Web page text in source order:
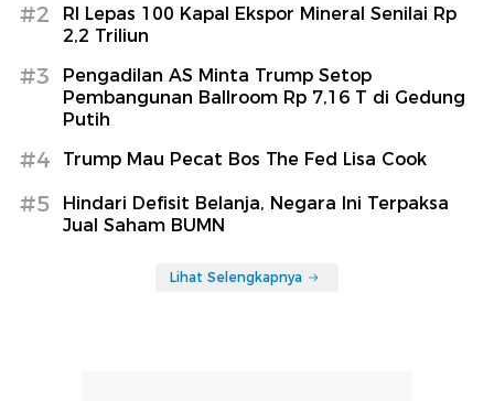
#2
RI Lepas 100 Kapal Ekspor Mineral Senilai Rp
2,2 Triliun
#3
Pengadilan AS Minta Trump Setop
Pembangunan Ballroom Rp 7,16 T di Gedung
Putih
#4 Trump Mau Pecat Bos The Fed Lisa Cook
#5
Hindari Defisit Belanja, Negara Ini Terpaksa
Jual Saham BUMN
Lihat Selengkapnya